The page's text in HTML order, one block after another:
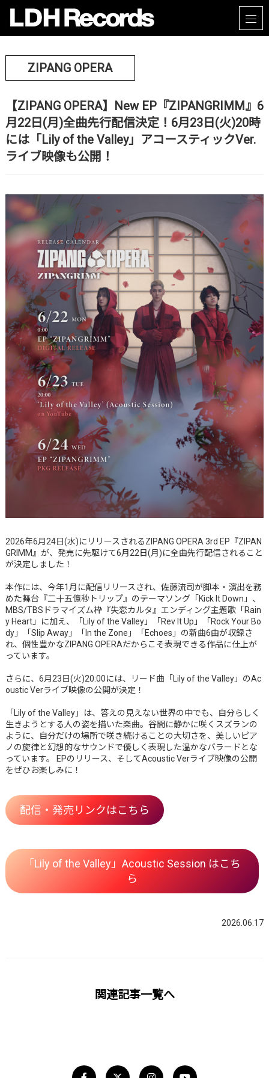
ZIPANG OPERA
【ZIPANG OPERA】New EP『ZIPANGRIMM』6
月22日(月)全曲先行配信決定！6月23日(火)20時
には「Lily of the Valley」アコースティックVer.
ライブ映像も公開！
2026年6月24日(水)にリリースされるZIPANG OPERA 3rd EP『ZIPAN
GRIMM』が、発売に先駆けて6月22日(月)に全曲先行配信されること
が決定しました！
本作には、今年1月に配信リリースされ、佐藤流司が脚本・演出を務
めた舞台『二十五億秒トリップ』のテーマソング「Kick It Down」、
MBS/TBSドラマイズム枠『失恋カルタ』エンディング主題歌「Rain
y Heart」に加え、「Lily of the Valley」「Rev It Up」「Rock Your Bo
dy」「Slip Away」「In the Zone」「Echoes」の新曲6曲が収録さ
れ、個性豊かなZIPANG OPERAだからこそ表現できる作品に仕上が
っています。
さらに、6月23日(火)20:00には、リード曲「Lily of the Valley」のAc
oustic Verライブ映像の公開が決定！
「Lily of the Valley」は、答えの見えない世界の中でも、自分らしく
生きようとする人の姿を描いた楽曲。谷間に静かに咲くスズランの
ように、自分だけの場所で咲き続けることの大切さを、美しいピア
ノの旋律と幻想的なサウンドで優しく表現した温かなバラードとな
っています。 EPのリリース、そしてAcoustic Verライブ映像の公開
をぜひお楽しみに！
配信・発売リンクはこちら
「Lily of the Valley」Acoustic Session はこち
ら
2026.06.17
関連記事一覧へ